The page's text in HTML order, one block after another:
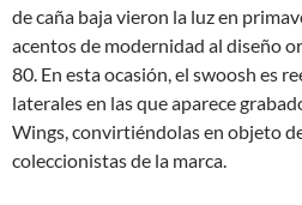
de caña baja vieron la luz en
acentos de modernidad al diseño
80. En esta ocasión, el swoosh es
laterales en las que aparece
Wings, convirtiéndolas en objeto
coleccionistas de la marca.